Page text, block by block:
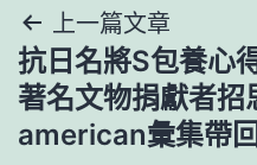
文
章
導
上一篇文章
抗日名將S包養心
著名文物捐獻者招
american彙集帶